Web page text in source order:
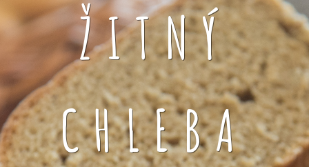
ŽITNÝ
CHLEBA